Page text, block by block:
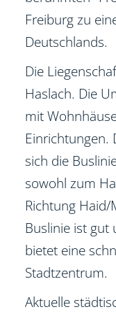
Freiburg zu
Deutschlands.
Die
Haslach. Die
mit
Einrichtungen.
sich die
sowohl zum
Richtung Haid/
Buslinie ist gut
bietet eine
Stadtzentrum.
Aktuelle